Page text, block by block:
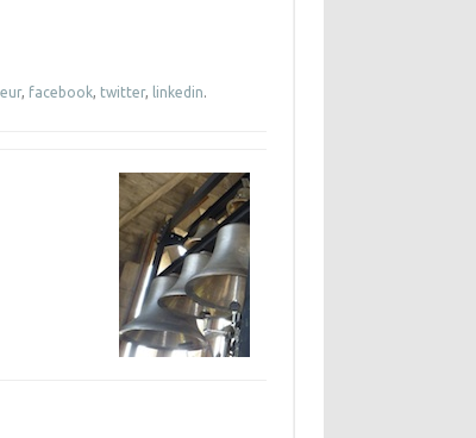
, facebook, twitter, linkedin.